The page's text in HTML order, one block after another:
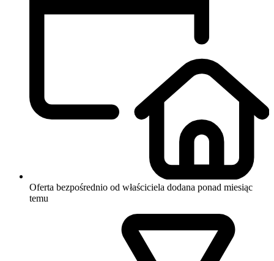
Oferta bezpośrednio od właściciela dodana ponad miesiąc
temu